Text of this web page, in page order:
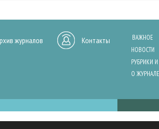
журналов Контакты
ВАЖНОЕ
НОВОСТИ
РУБРИКИ
О ЖУРНАЛЕ